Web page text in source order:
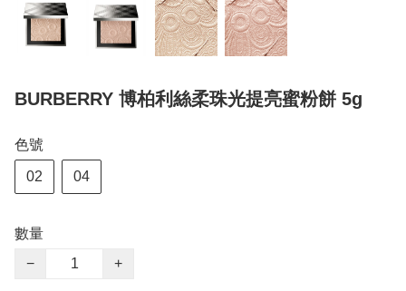
BURBERRY 博柏利絲柔珠光提亮蜜粉餅 5g
色號
02 04
數量
−
+